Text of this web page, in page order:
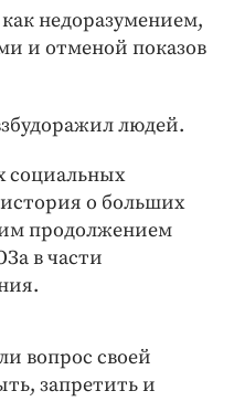
недоразумением,
и отменой показов
людей.
социальных
о больших
продолжением
в части
вопрос своей
запретить и